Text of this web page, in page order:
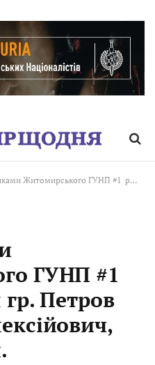
ГУНП #1 розшукується гр. Петров Олександр Олексійович, 03.04.1953 р.н.
ГУНП #1
Петров